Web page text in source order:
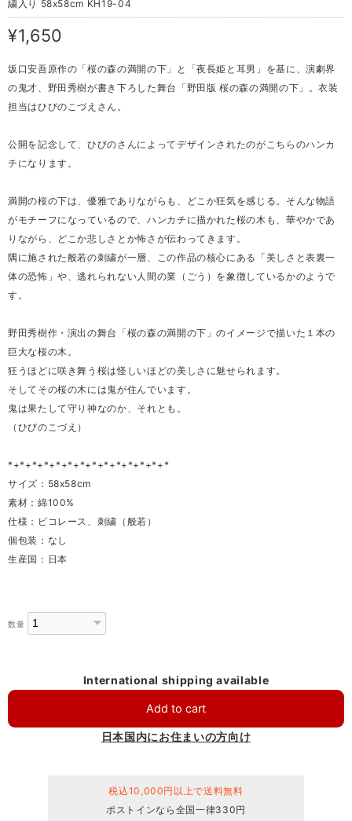
繍入り 58x58cm KH19-04
¥1,650
坂口安吾原作の「桜の森の満開の下」と「夜長姫と耳男」を基に、演劇界
の鬼才、野田秀樹が書き下ろした舞台「野田版 桜の森の満開の下」。衣装
担当はひびのこづえさん。
公開を記念して、ひびのさんによってデザインされたのがこちらのハンカ
チになります。
満開の桜の下は、優雅でありながらも、どこか狂気を感じる。そんな物語
がモチーフになっているので、ハンカチに描かれた桜の木も、華やかであ
りながら、どこか悲しさとか怖さが伝わってきます。
隅に施された般若の刺繍が一層、この作品の核心にある「美しさと表裏一
体の恐怖」や、逃れられない人間の業（ごう）を象徴しているかのようで
す。
野田秀樹作・演出の舞台「桜の森の満開の下」のイメージで描いた１本の
巨大な桜の木。
狂うほどに咲き舞う桜は怪しいほどの美しさに魅せられます。
そしてその桜の木には鬼が住んでいます。
鬼は果たして守り神なのか、それとも。
（ひびのこづえ）
*+*+*+*+*+*+*+*+*+*+*+*+*+*
サイズ：58x58cm
素材：綿100%
仕様：ピコレース、刺繍（般若）
個包装：なし
生産国：日本
数量
International shipping available
Add to cart
日本国内にお住まいの方向け
税込10,000円以上で送料無料
ポストインなら全国一律330円